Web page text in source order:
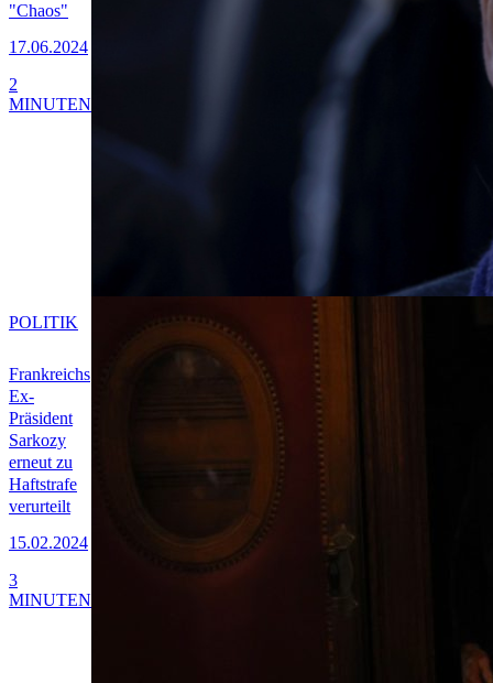
"Chaos"
17.06.2024
2
MINUTEN
Frankreichs
Ex-
Präsident
Sarkozy
erneut zu
Haftstrafe
verurteilt
15.02.2024
POLITIK
3
MINUTEN